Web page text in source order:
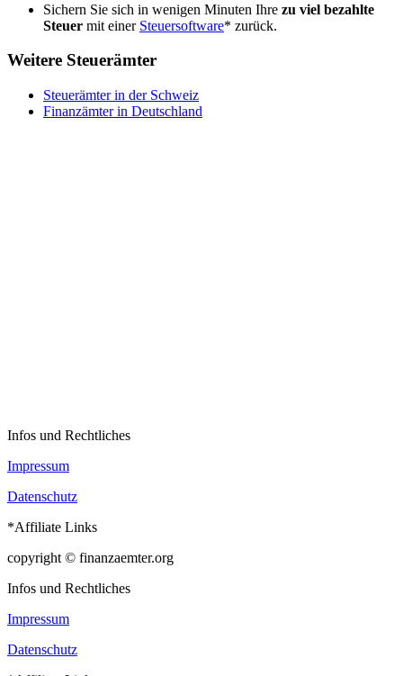
Sichern Sie sich in wenigen Minuten Ihre zu viel bezahlte
Steuer mit einer Steuersoftware* zurück.
Weitere Steuerämter
Steuerämter in der Schweiz
Finanzämter in Deutschland
Infos und Rechtliches
Impressum
Datenschutz
*Affiliate Links
copyright © finanzaemter.org
Infos und Rechtliches
Impressum
Datenschutz